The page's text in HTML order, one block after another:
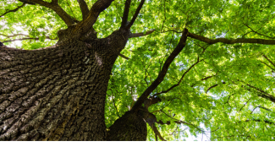
pas.
Malheureusement l'élément "offcanvas-col3" n'existe
pas.
Malheureusement l'élément "offcanvas-col4" n'existe
pas.